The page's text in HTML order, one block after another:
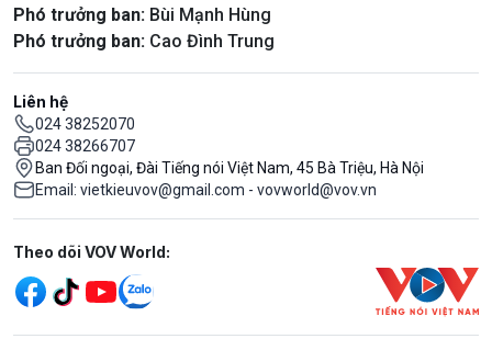
Phó trưởng ban: Bùi Mạnh Hùng
Phó trưởng ban: Cao Đình Trung
Liên hệ
024 38252070
024 38266707
Ban Đối ngoại, Đài Tiếng nói Việt Nam, 45 Bà Triệu, Hà Nội
Email: vietkieuvov@gmail.com - vovworld@vov.vn
Mạng xã hội
Theo dõi VOV World: